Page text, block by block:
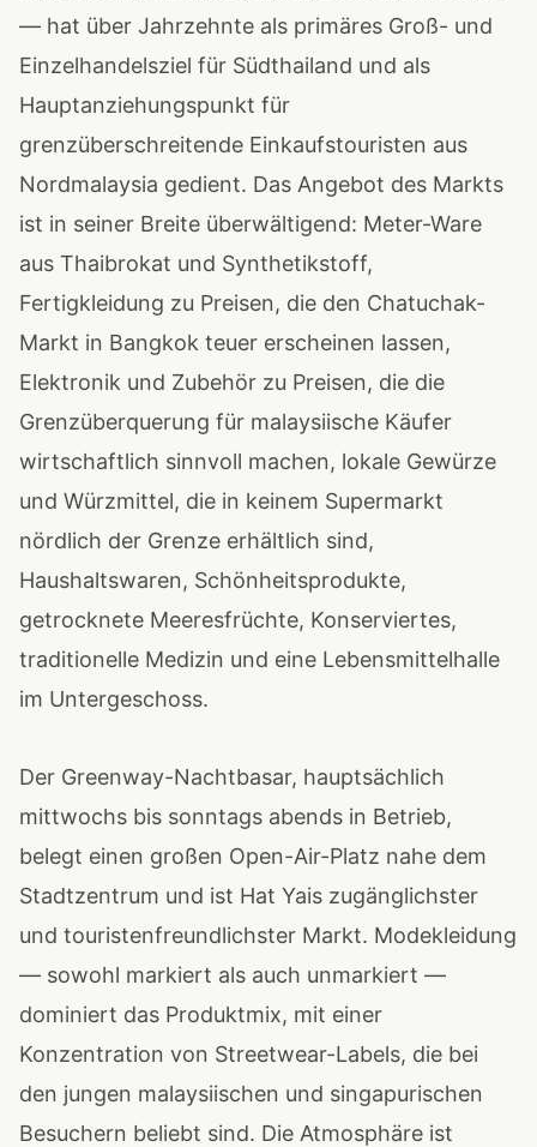
— hat über Jahrzehnte als primäres Groß- und
Einzelhandelsziel für Südthailand und als
Hauptanziehungspunkt für
grenzüberschreitende Einkaufstouristen aus
Nordmalaysia gedient. Das Angebot des Markts
ist in seiner Breite überwältigend: Meter-Ware
aus Thaibrokat und Synthetikstoff,
Fertigkleidung zu Preisen, die den Chatuchak-
Markt in Bangkok teuer erscheinen lassen,
Elektronik und Zubehör zu Preisen, die die
Grenzüberquerung für malaysiische Käufer
wirtschaftlich sinnvoll machen, lokale Gewürze
und Würzmittel, die in keinem Supermarkt
nördlich der Grenze erhältlich sind,
Haushaltswaren, Schönheitsprodukte,
getrocknete Meeresfrüchte, Konserviertes,
traditionelle Medizin und eine Lebensmittelhalle
im Untergeschoss.
Der Greenway-Nachtbasar, hauptsächlich
mittwochs bis sonntags abends in Betrieb,
belegt einen großen Open-Air-Platz nahe dem
Stadtzentrum und ist Hat Yais zugänglichster
und touristenfreundlichster Markt. Modekleidung
— sowohl markiert als auch unmarkiert —
dominiert das Produktmix, mit einer
Konzentration von Streetwear-Labels, die bei
den jungen malaysiischen und singapurischen
Besuchern beliebt sind. Die Atmosphäre ist